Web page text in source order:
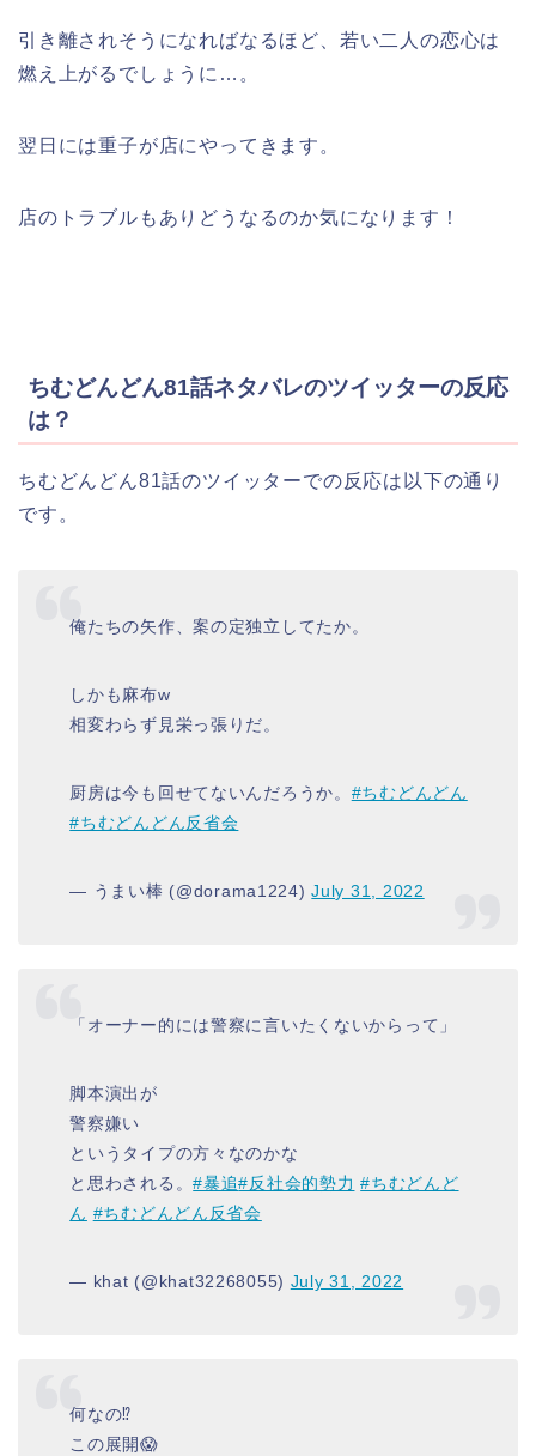
引き離されそうになればなるほど、若い二人の恋心は
燃え上がるでしょうに…。
翌日には重子が店にやってきます。
店のトラブルもありどうなるのか気になります！
ちむどんどん81話ネタバレのツイッターの反応
は？
ちむどんどん81話のツイッターでの反応は以下の通り
です。
俺たちの矢作、案の定独立してたか。
しかも麻布w
相変わらず見栄っ張りだ。
厨房は今も回せてないんだろうか。 #ちむどんどん
#ちむどんどん反省会
— うまい棒 (@dorama1224)July 31, 2022
「オーナー的には警察に言いたくないからって」
脚本演出が
警察嫌い
というタイプの方々なのかな
と思わされる。#暴追#反社会的勢力 #ちむどんど
ん #ちむどんどん反省会
— khat (@khat32268055) July 31, 2022
何なの⁉️
この展開😱